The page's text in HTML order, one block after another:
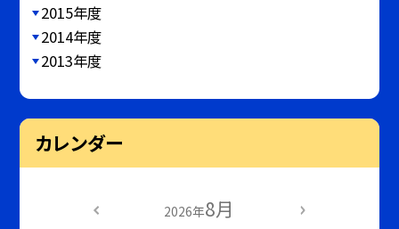
2015年度
2014年度
2013年度
カレンダー
2026年8月